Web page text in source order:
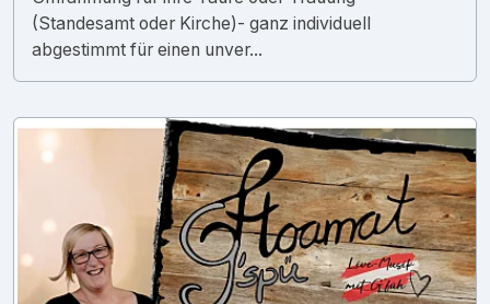
(Standesamt oder Kirche)- ganz individuell
abgestimmt für einen unver...